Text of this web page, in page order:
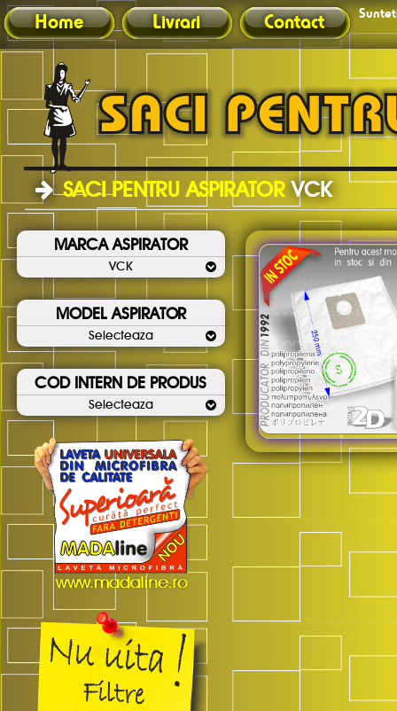
Home Livrari Contact
SACI PENTRU ASPIRATOR VCK
MARCA ASPIRATOR
VCK
MODEL ASPIRATOR
Selecteaza
COD INTERN DE PRODUS
Selecteaza